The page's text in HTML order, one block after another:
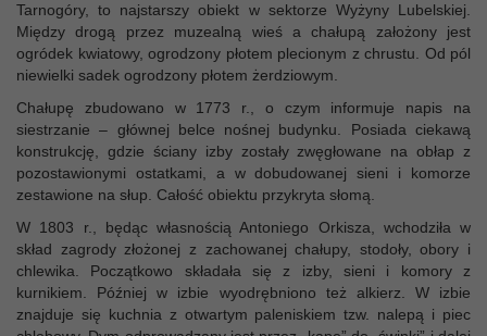
Tarnogóry, to najstarszy obiekt w sektorze Wyżyny Lubelskiej.
Między drogą przez muzealną wieś a chałupą założony jest
ogródek kwiatowy, ogrodzony płotem plecionym z chrustu. Od pól
niewielki sadek ogrodzony płotem żerdziowym.
Chałupę zbudowano w 1773 r., o czym informuje napis na
siestrzanie – głównej belce nośnej budynku. Posiada ciekawą
konstrukcję, gdzie ściany izby zostały zwęgłowane na obłap z
pozostawionymi ostatkami, a w dobudowanej sieni i komorze
zestawione na słup. Całość obiektu przykryta słomą.
W 1803 r., będąc własnością Antoniego Orkisza, wchodziła w
skład zagrody złożonej z zachowanej chałupy, stodoły, obory i
chlewika. Początkowo składała się z izby, sieni i komory z
kurnikiem. Później w izbie wyodrębniono też alkierz. W izbie
znajduje się kuchnia z otwartym paleniskiem tzw. nalepą i piec